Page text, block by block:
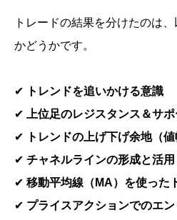
トレードの結果を分けたのは
かどうかです。
✔
トレンドを追いかける意識
✔
上位足のレジスタンス＆サ
✔
トレンドの上げ下げ余地（
✔ チャネルラインの形成と活用
✔ 移動平均線（MA）を使った
✔ プライスアクションでのエ